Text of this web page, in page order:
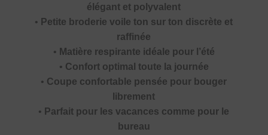
élégant et polyvalent
• Petite broderie voile ton sur ton discrète et
raffinée
• Matière respirante idéale pour l’été
• Confort optimal toute la journée
• Coupe confortable pensée pour bouger
librement
• Parfait pour les vacances comme pour le
bureau